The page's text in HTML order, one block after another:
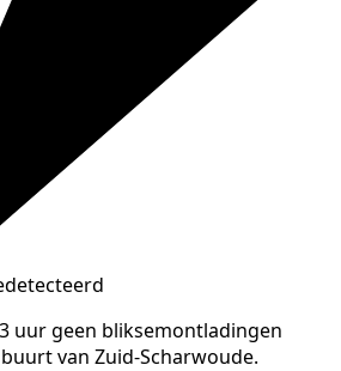
uur geen bliksemontladingen
van Zuid-Scharwoude.